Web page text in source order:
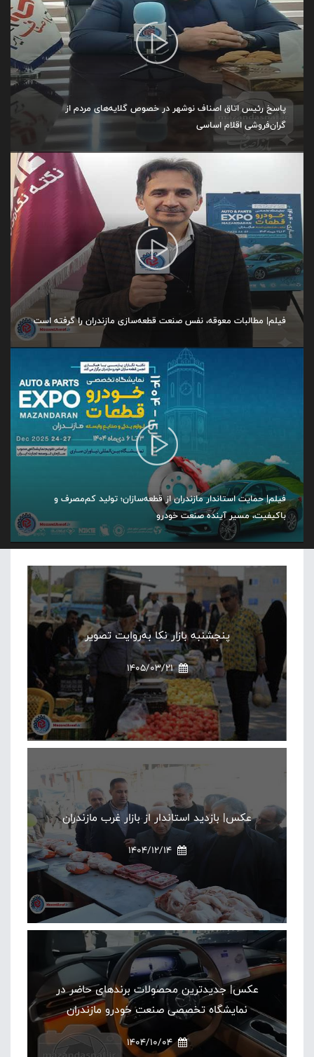
پاسخ رئیس اتاق اصناف نوشهر در خصوص گلایه‌های مردم از
گران‌فروشی اقلام اساسی
فیلم| مطالبات معوقه، نفس صنعت قطعه‌سازی مازندران را گرفته است
فیلم| حمایت استاندار مازندران از قطعه‌سازان؛ تولید کم‌مصرف و
باکیفیت، مسیر آینده صنعت خودرو
پنجشنبه بازار نکا به‌روایت تصویر
1405/03/21
عکس| بازدید استاندار از بازار غرب مازندران
1404/12/14
عکس| جدیدترین محصولات برندهای حاضر در
نمایشگاه تخصصی صنعت خودرو مازندران
1404/10/04